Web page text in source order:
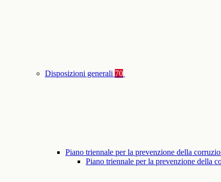
Disposizioni generali 70
Piano triennale per la prevenzione della
Piano triennale per la prevenzione della